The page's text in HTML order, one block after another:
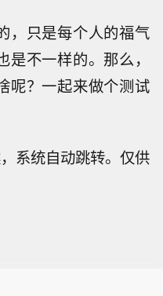
，只是每个人的福气
不一样的。那么，
呢？一起来做个测试
系统自动跳转。仅供